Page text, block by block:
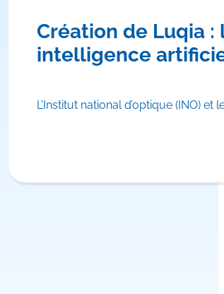
santé canadien
du Canada
un contexte d’interdépendance
Création de Luqia
intelligence
L’Institut national d’optique (INO)